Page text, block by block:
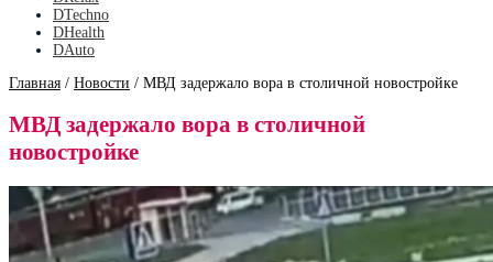
DTechno
DHealth
DAuto
Главная / Новости / МВД задержало вора в столичной новостройке
МВД задержало вора в столичной
новостройке